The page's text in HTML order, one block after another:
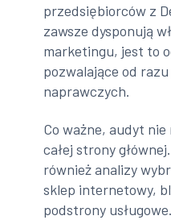
przedsiębiorców z
zawsze dysponują
marketingu, jest to
pozwalające od
naprawczych.
Co ważne, audyt
całej strony
również analizy
sklep internetowy,
podstrony